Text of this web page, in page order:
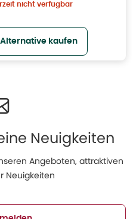
nicht verfügbar
Alternative kaufen
Neuigkeiten
Angeboten, attraktiven
Neuigkeiten